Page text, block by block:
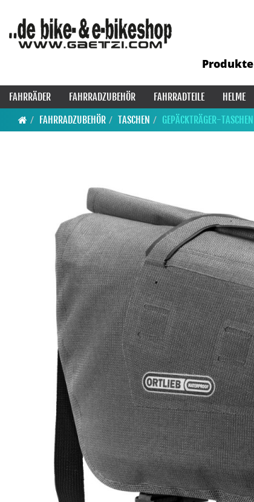
Produkte
FAHRRÄDER FAHRRADZUBEHÖR FAHRRADTEILE HELME
FAHRRADZUBEHÖR
TASCHEN GEPÄCKTRÄGER-TASCHEN